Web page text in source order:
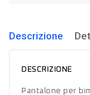
Descrizione
DESCRIZIONE
Pantalone per